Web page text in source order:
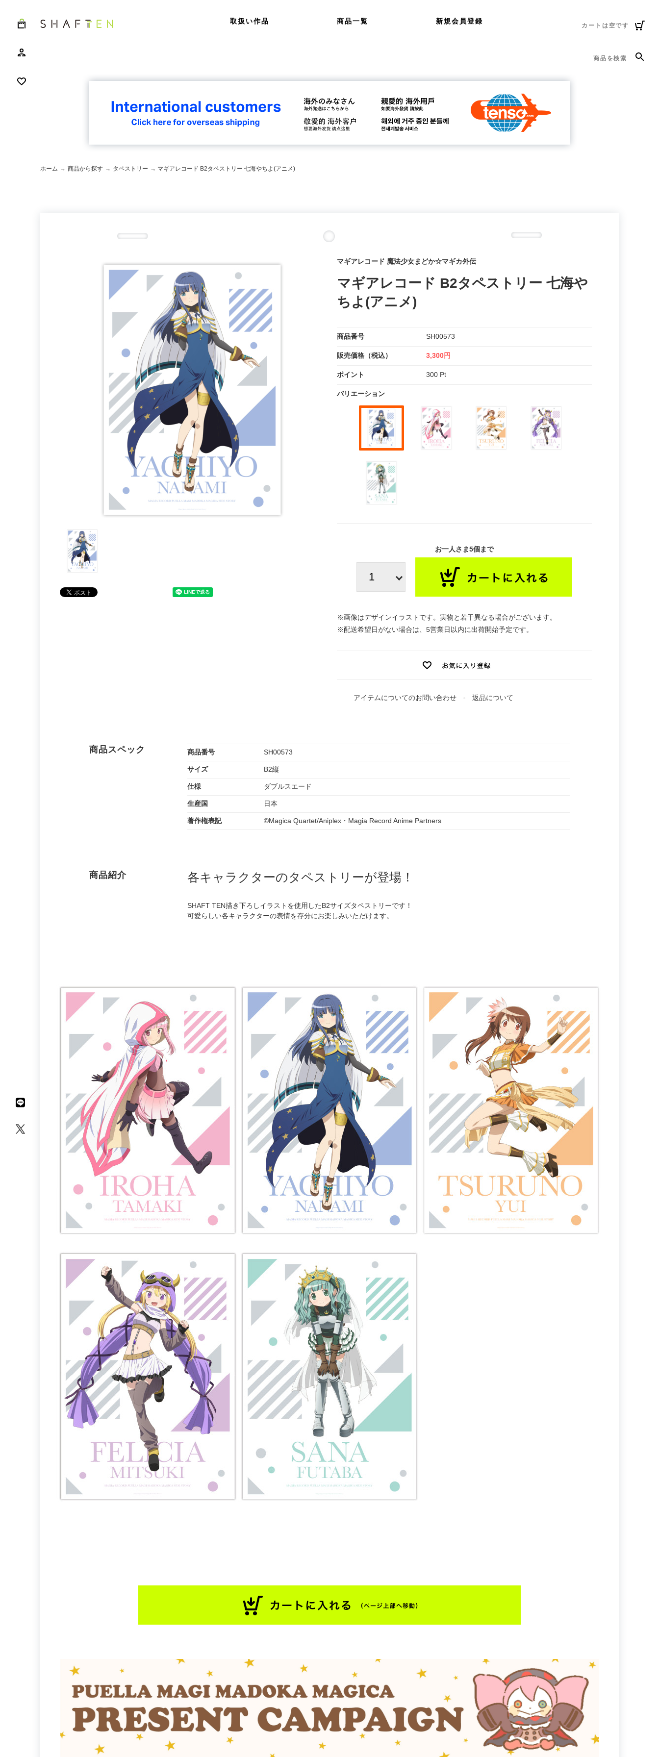
取扱い作品 商品一覧 新規会員登録
カートは空です
商品を検索
ホーム → 商品から探す → タペストリー → マギアレコード B2タペストリー 七海やちよ(アニメ)
マギアレコード 魔法少女まどか☆マギカ外伝
マギアレコード B2タペストリー 七海や
ちよ(アニメ)
商品番号 SH00573
販売価格（税込） 3,300円
ポイント 300 Pt
バリエーション
お一人さま5個まで
※画像はデザインイラストです。実物と若干異なる場合がございます。
※配送希望日がない場合は、5営業日以内に出荷開始予定です。
アイテムについてのお問い合わせ 返品について
商品スペック 商品番号 SH00573
サイズ B2縦
仕様 ダブルスエード
生産国 日本
著作権表記 ©Magica Quartet/Aniplex・Magia Record Anime Partners
商品紹介 各キャラクターのタペストリーが登場！
SHAFT TEN描き下ろしイラストを使用したB2サイズタペストリーです！
可愛らしい各キャラクターの表情を存分にお楽しみいただけます。